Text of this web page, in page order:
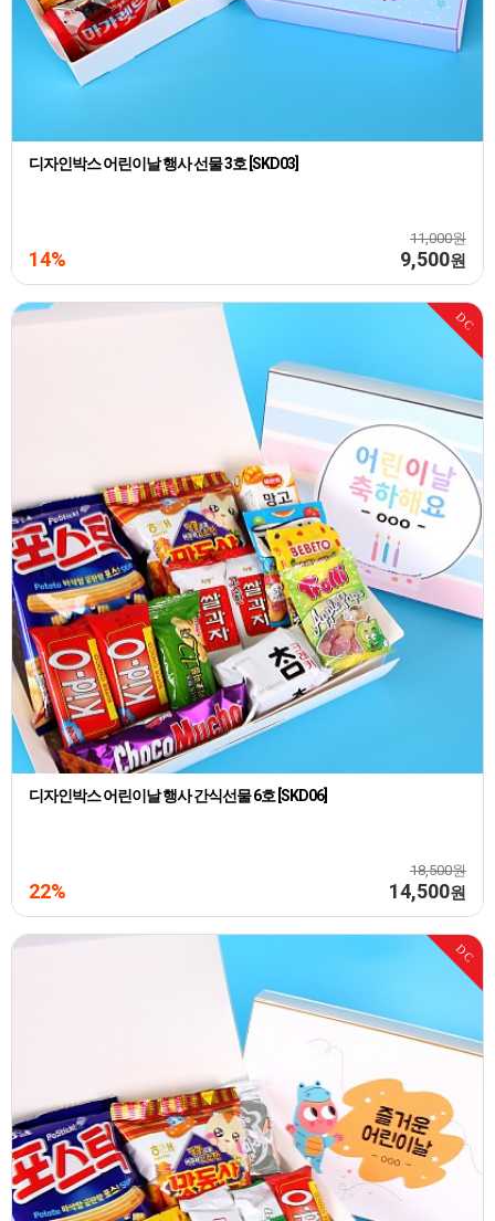
디자인박스 어린이날 행사 선물 3호 [SKD03]
11,000원
14% 9,500원
DC
디자인박스 어린이날 행사 간식선물 6호 [SKD06]
18,500원
22% 14,500원
DC